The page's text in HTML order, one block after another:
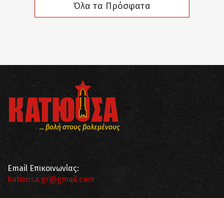
Όλα τα Πρόσφατα
... βολή στους βολεμένους
Email Επικοινωνίας:
katiousa.gr@gmail.com